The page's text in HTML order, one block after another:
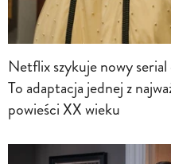
Netflix szykuje nowy
To adaptacja jednej z
powieści XX wieku